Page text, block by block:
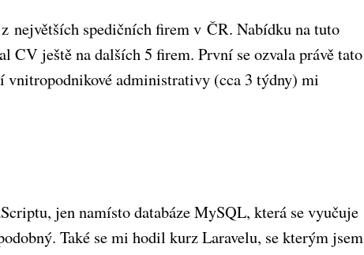
největších spedičních firem v ČR. Nabídku na tuto
CV ještě na dalších 5 firem. První se ozvala právě tato
vnitropodnikové administrativy (cca 3 týdny) mi
jen namísto databáze MySQL, která se vyučuje
Také se mi hodil kurz Laravelu, se kterým jsem